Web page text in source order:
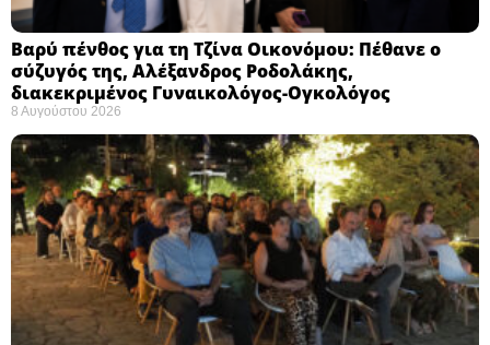
Βαρύ πένθος για τη Τζίνα Οικονόμου: Πέθανε ο
σύζυγός της, Αλέξανδρος Ροδολάκης,
διακεκριμένος Γυναικολόγος-Ογκολόγος
8 Αυγούστου 2026